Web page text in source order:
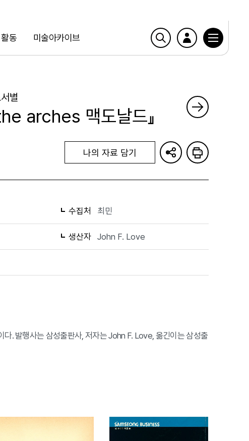
활동 미술아카이브
별
arches 맥도날드』
나의 자료 담기
수집처 최민
생산자 John F. Love
. 발행사는 삼성출판사, 저자는 John F. Love, 옮긴이는 삼성출